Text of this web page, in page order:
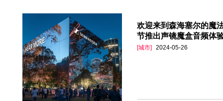
欢迎来到森海塞尔的魔
节推出声镜魔盒音频体
[城市] 2024-05-26